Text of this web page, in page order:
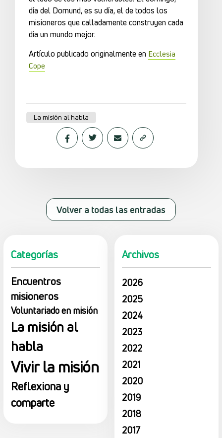
día del Domund, es su día, el de todos los
misioneros que calladamente construyen cada
día un mundo mejor.
Artículo publicado originalmente en Ecclesia
Cope
La misión al habla
Volver a todas las entradas
Categorías
Encuentros
misioneros
Voluntariado en misión
La misión al
habla
Vivir la misión
Reflexiona y
comparte
Archivos
2026
2025
2024
2023
2022
2021
2020
2019
2018
2017